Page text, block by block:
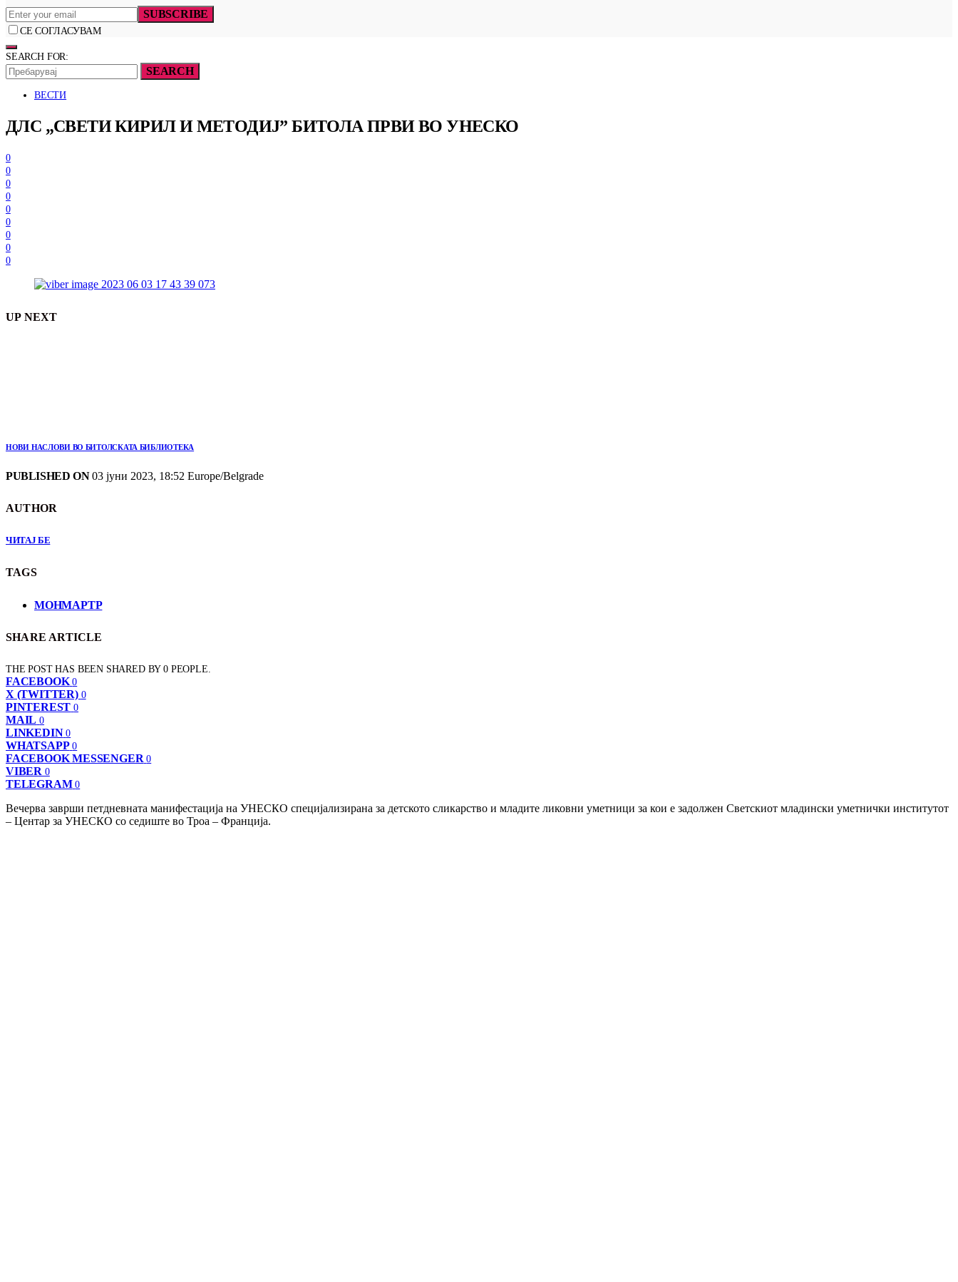
SUBSCRIBE
СЕ СОГЛАСУВАМ
SEARCH FOR:
SEARCH
ВЕСТИ
ДЛС „СВЕТИ КИРИЛ И МЕТОДИЈ” БИТОЛА ПРВИ ВО УНЕСКО
0
0
0
0
0
0
0
0
0
UP NEXT
НОВИ НАСЛОВИ ВО БИТОЛСКАТА БИБЛИОТЕКА
PUBLISHED ON03 јуни 2023, 18:52 Europe/Belgrade
AUTHOR
ЧИТАЈ БЕ
TAGS
МОНМАРТР
SHARE ARTICLE
THE POST HAS BEEN SHARED BY0 PEOPLE.
FACEBOOK 0
X (TWITTER) 0
PINTEREST 0
MAIL 0
LINKEDIN 0
WHATSAPP 0
FACEBOOK MESSENGER 0
VIBER 0
TELEGRAM 0
Вечерва заврши петдневната манифестација на УНЕСКО специјализирана за детското сликарство и младите ликовни уметници за кои е задолжен Светскиот младински уметнички институтот
– Центар за УНЕСКО со седиште во Троа – Франција.